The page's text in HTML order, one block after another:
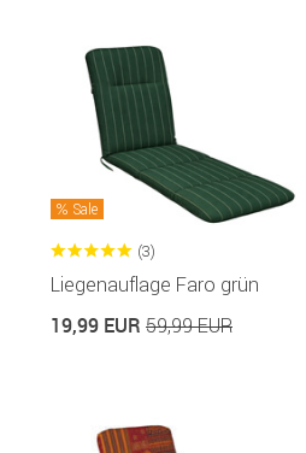
Sale
(3)
Liegenauflage Faro grün
19,99 EUR 59,99 EUR